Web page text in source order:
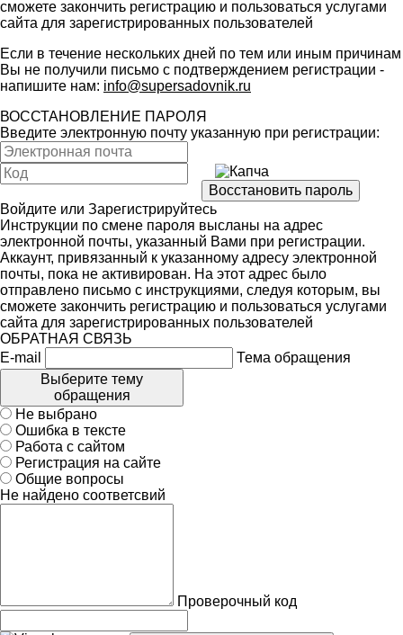
сможете закончить регистрацию и пользоваться услугами
сайта для зарегистрированных пользователей
Если в течение нескольких дней по тем или иным причинам
Вы не получили письмо с подтверждением регистрации -
напишите нам: info@supersadovnik.ru
ВОССТАНОВЛЕНИЕ ПАРОЛЯ
Введите электронную почту указанную при регистрации:
Войдите или Зарегистрируйтесь
Инструкции по смене пароля высланы на адрес
электронной почты, указанный Вами при регистрации.
Аккаунт, привязанный к указанному адресу электронной
почты, пока не активирован. На этот адрес было
отправлено письмо с инструкциями, следуя которым, вы
сможете закончить регистрацию и пользоваться услугами
сайта для зарегистрированных пользователей
ОБРАТНАЯ СВЯЗЬ
E-mail
Тема обращения
Выберите тему
обращения
Не выбрано
Ошибка в тексте
Работа с сайтом
Регистрация на сайте
Общие вопросы
Не найдено соответсвий
Проверочный код